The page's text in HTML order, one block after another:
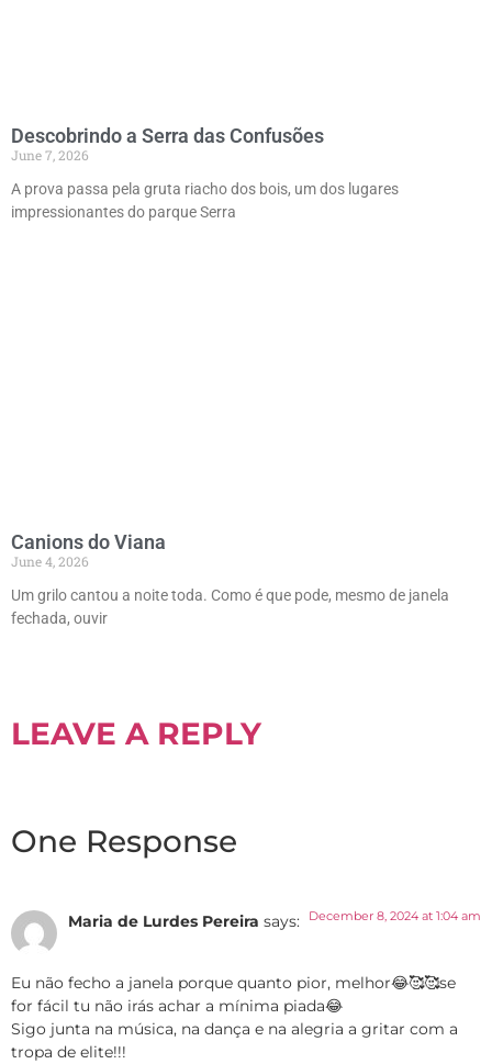
Descobrindo a Serra das Confusões
June 7, 2026
A prova passa pela gruta riacho dos bois, um dos lugares
impressionantes do parque Serra
Canions do Viana
June 4, 2026
Um grilo cantou a noite toda. Como é que pode, mesmo de janela
fechada, ouvir
LEAVE A REPLY
One Response
Maria de Lurdes Pereira says: December 8, 2024 at 1:04 am
Eu não fecho a janela porque quanto pior, melhor😂🥰🥰se
for fácil tu não irás achar a mínima piada😂
Sigo junta na música, na dança e na alegria a gritar com a
tropa de elite!!!